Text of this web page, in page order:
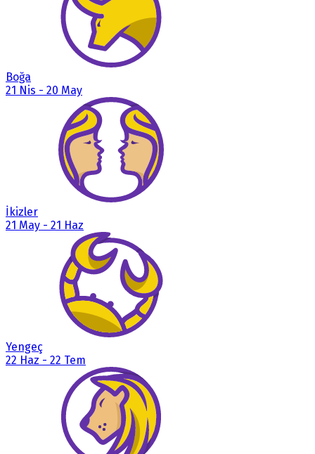
Boğa
21 Nis - 20 May
İkizler
21 May - 21 Haz
Yengeç
22 Haz - 22 Tem